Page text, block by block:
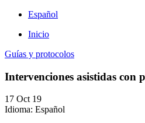
Español
Inicio
Guías y protocolos
Intervenciones asistidas con
17 Oct 19
Idioma: Español